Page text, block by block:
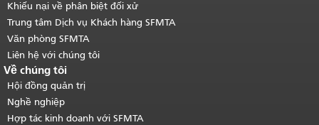
Khiếu nại về phân biệt đối xử
Trung tâm Dịch vụ Khách hàng SFMTA
Văn phòng SFMTA
Liên hệ với chúng tôi
Về chúng tôi
Hội đồng quản trị
Nghề nghiệp
Hợp tác kinh doanh với SFMTA